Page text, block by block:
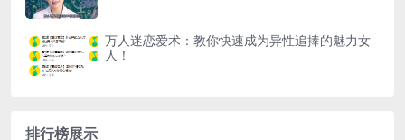
万人迷恋爱术：教你快速成为异性追捧的魅力女
人！
排行榜展示